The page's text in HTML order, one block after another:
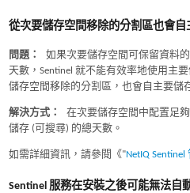
從次要儲存空間移除的分割區也會自
問題：
如果次要儲存空間可保留資料
天數，Sentinel 就不能有效率地使用主
儲存空間移除的分割區，也會自主要儲
解決方式：
在次要儲存空間中配置足
儲存 (可搜尋) 的總天數。
如需詳細資訊，請參閱《 NetIQ
Sentinel 服務在安裝之後可能無法自